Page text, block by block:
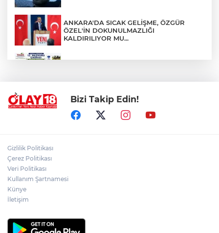
ANKARA'DA SICAK GELİŞME, ÖZGÜR
ÖZEL'İN DOKUNULMAZLIĞI
KALDIRILIYOR MU...
EMEKLİ YAKININI KAYBEDENLER, DİKKAT
ÇANKIRI'DA 100 KM.LİK ASFALT
Bizi Takip Edin!
Gizlilik Politikası
Çerez Politikası
Veri Politikası
Kullanım Şartnamesi
Künye
İletişim